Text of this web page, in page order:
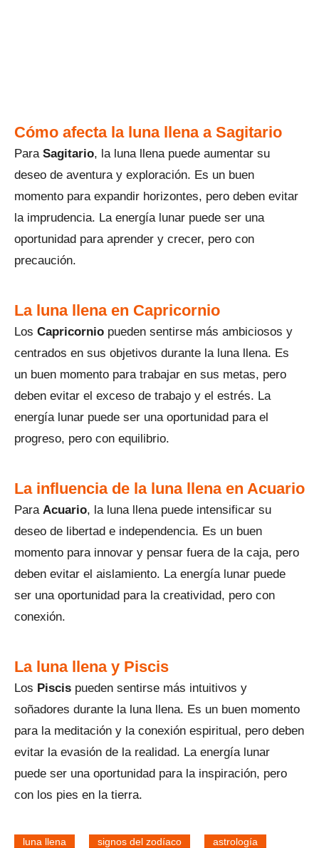
Cómo afecta la luna llena a Sagitario
Para Sagitario, la luna llena puede aumentar su
deseo de aventura y exploración. Es un buen
momento para expandir horizontes, pero deben evitar
la imprudencia. La energía lunar puede ser una
oportunidad para aprender y crecer, pero con
precaución.
La luna llena en Capricornio
Los Capricornio pueden sentirse más ambiciosos y
centrados en sus objetivos durante la luna llena. Es
un buen momento para trabajar en sus metas, pero
deben evitar el exceso de trabajo y el estrés. La
energía lunar puede ser una oportunidad para el
progreso, pero con equilibrio.
La influencia de la luna llena en Acuario
Para Acuario, la luna llena puede intensificar su
deseo de libertad e independencia. Es un buen
momento para innovar y pensar fuera de la caja, pero
deben evitar el aislamiento. La energía lunar puede
ser una oportunidad para la creatividad, pero con
conexión.
La luna llena y Piscis
Los Piscis pueden sentirse más intuitivos y
soñadores durante la luna llena. Es un buen momento
para la meditación y la conexión espiritual, pero deben
evitar la evasión de la realidad. La energía lunar
puede ser una oportunidad para la inspiración, pero
con los pies en la tierra.
luna llena signos del zodíaco astrología